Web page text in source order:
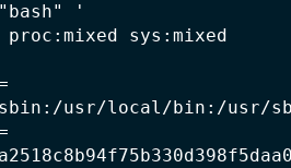
'
sys:mixed
sbin:/usr/local/bin:/